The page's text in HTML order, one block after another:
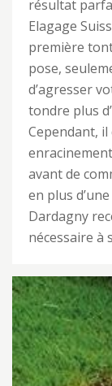
résultat
Elagage
première
pose,
d’agresser
tondre plus
Cependant,
avant de
en plus
Dardagny
nécessaire à